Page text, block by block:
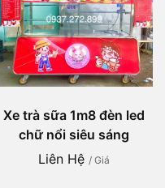
Xe trà sữa 1m8 đèn led
chữ nổi siêu sáng
Liên Hệ / Giá